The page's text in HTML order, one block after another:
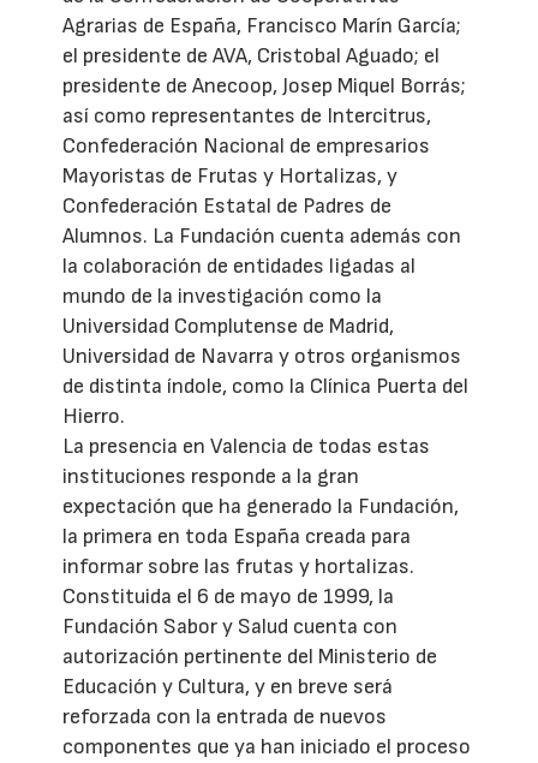
Agrarias de España, Francisco Marín García;
el presidente de AVA, Cristobal Aguado; el
presidente de Anecoop, Josep Miquel Borrás;
así como representantes de Intercitrus,
Confederación Nacional de empresarios
Mayoristas de Frutas y Hortalizas, y
Confederación Estatal de Padres de
Alumnos. La Fundación cuenta además con
la colaboración de entidades ligadas al
mundo de la investigación como la
Universidad Complutense de Madrid,
Universidad de Navarra y otros organismos
de distinta índole, como la Clínica Puerta del
Hierro.
La presencia en Valencia de todas estas
instituciones responde a la gran
expectación que ha generado la Fundación,
la primera en toda España creada para
informar sobre las frutas y hortalizas.
Constituida el 6 de mayo de 1999, la
Fundación Sabor y Salud cuenta con
autorización pertinente del Ministerio de
Educación y Cultura, y en breve será
reforzada con la entrada de nuevos
componentes que ya han iniciado el proceso